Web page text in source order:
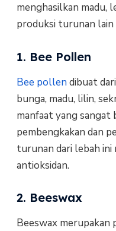
menghasilkan madu,
produksi turunan lain
1. Bee Pollen
Bee pollen dibuat
bunga, madu, lilin,
manfaat yang
pembengkakan dan
turunan dari lebah ini
antioksidan.
2. Beeswax
Beeswax merupakan